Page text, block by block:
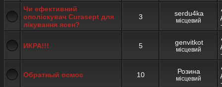
Чи ефективний
ополіскувач Curasept для
лікування ясен?
3 serdu4ka
місцевий
ИКРА!!! 5 genvitkot
місцевий
Обратный осмос 10 Розина
місцевий